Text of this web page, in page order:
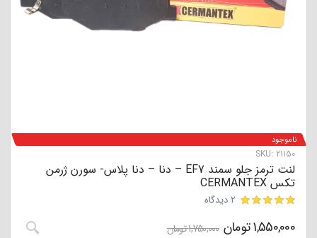
ناموجود
SKU: 21150
لنت ترمز جلو سمند EF7 – دنا – دنا پلاس- سورن ژرمن
تکس CERMANTEX
مشتری
2 دیدگاه
1,550,000تومان 1,750,000تومان